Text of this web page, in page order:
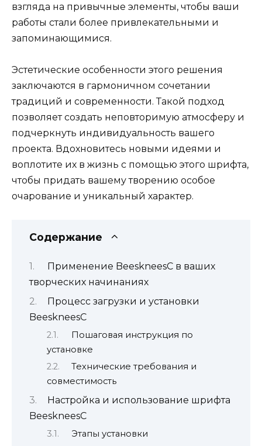
взгляда на привычные элементы, чтобы ваши
работы стали более привлекательными и
запоминающимися.
Эстетические особенности этого решения
заключаются в гармоничном сочетании
традиций и современности. Такой подход
позволяет создать неповторимую атмосферу и
подчеркнуть индивидуальность вашего
проекта. Вдохновитесь новыми идеями и
воплотите их в жизнь с помощью этого шрифта,
чтобы придать вашему творению особое
очарование и уникальный характер.
Содержание
Применение BeeskneesC в ваших
творческих начинаниях
Процесс загрузки и установки
BeeskneesC
Пошаговая инструкция по
установке
Технические требования и
совместимость
Настройка и использование шрифта
BeeskneesC
Этапы установки